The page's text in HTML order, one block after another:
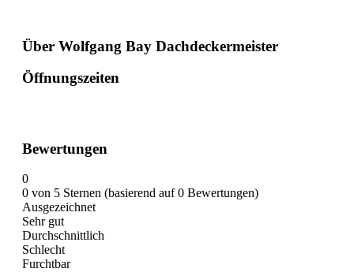
Über Wolfgang Bay Dachdeckermeister
Öffnungszeiten
Bewertungen
0
0 von 5 Sternen (basierend auf 0 Bewertungen)
Ausgezeichnet
Sehr gut
Durchschnittlich
Schlecht
Furchtbar